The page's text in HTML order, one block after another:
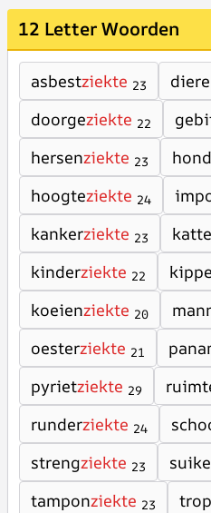
12 Letter Woorden
asbestziekte 23
doorgeziekte 22
hersenziekte 23
hoogteziekte 24
kankerziekte 23
kinderziekte 22
koeienziekte 20
oesterziekte 21
pyrietziekte 29
runderziekte 24
strengziekte 23
tamponziekte 23